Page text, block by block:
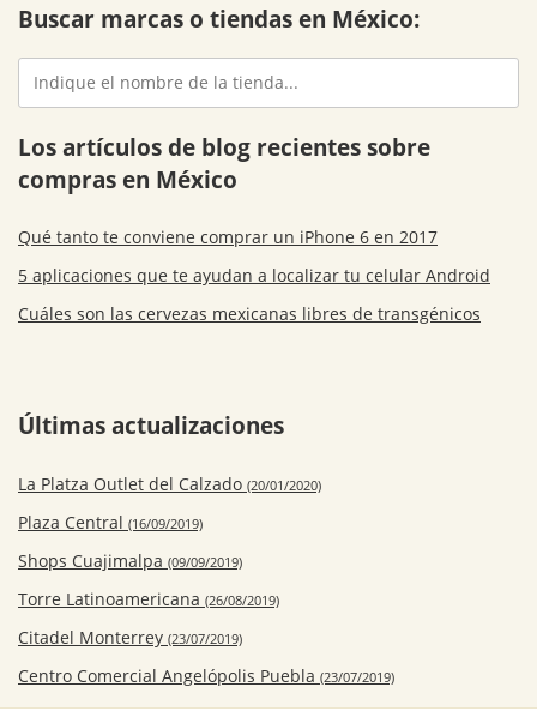
Buscar marcas o tiendas en México:
Los artículos de blog recientes sobre
compras en México
Qué tanto te conviene comprar un iPhone 6 en 2017
5 aplicaciones que te ayudan a localizar tu celular Android
Cuáles son las cervezas mexicanas libres de transgénicos
Últimas actualizaciones
La Platza Outlet del Calzado (20/01/2020)
Plaza Central (16/09/2019)
Shops Cuajimalpa (09/09/2019)
Torre Latinoamericana (26/08/2019)
Citadel Monterrey (23/07/2019)
Centro Comercial Angelópolis Puebla (23/07/2019)